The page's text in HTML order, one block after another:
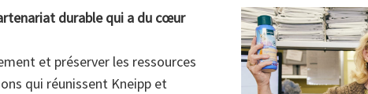
durable qui a du cœur
et préserver les ressources
qui réunissent Kneipp et